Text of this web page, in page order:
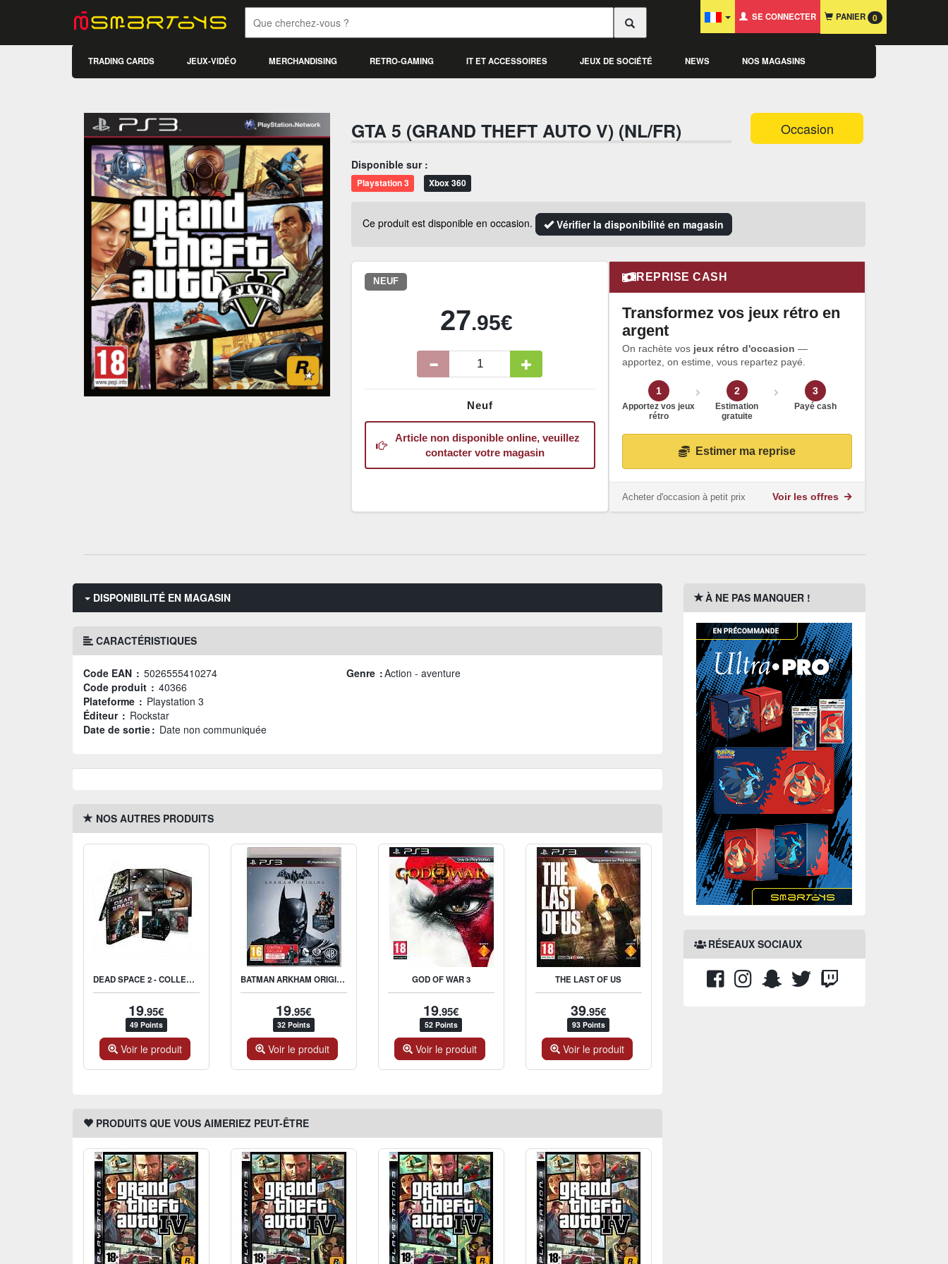
SE CONNECTER PANIER 0
TRADING CARDS JEUX-VIDÉO MERCHANDISING RETRO-GAMING IT ET ACCESSOIRES JEUX DE SOCIÉTÉ NEWS NOS MAGASINS
GTA 5 (GRAND THEFT AUTO V) (NL/FR) Occasion
Disponible sur :
Playstation 3 Xbox 360
Ce produit est disponible en occasion. Vérifier la disponibilité en magasin
NEUF
27.95€
Neuf
Article non disponible online, veuillez
contacter votre magasin
REPRISE CASH
Transformez vos jeux rétro en
argent
On rachète vos jeux rétro d'occasion —
apportez, on estime, vous repartez payé.
1
Apportez vos jeux
rétro
2
Estimation
gratuite
3
Payé cash
Estimer ma reprise
Acheter d'occasion à petit prix Voir les offres
DISPONIBILITÉ EN MAGASIN
CARACTÉRISTIQUES
Code EAN : 5026555410274
Code produit : 40366
Plateforme : Playstation 3
Éditeur : Rockstar
Date de sortie : Date non communiquée
Genre :Action - aventure
NOS AUTRES PRODUITS
DEAD SPACE 2 - COLLECTOR
19.95€
49 Points
Voir le produit
BATMAN ARKHAM ORIGINS
19.95€
32 Points
Voir le produit
GOD OF WAR 3
19.95€
52 Points
Voir le produit
THE LAST OF US
39.95€
93 Points
Voir le produit
PRODUITS QUE VOUS AIMERIEZ PEUT-ÊTRE
À NE PAS MANQUER !
RÉSEAUX SOCIAUX